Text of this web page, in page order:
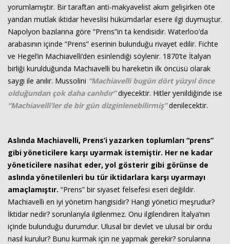
yorumlamıştır. Bir taraftan anti-makyavelist akım gelişirken öte
yandan mutlak iktidar heveslisi hükümdarlar esere ilgi duymuştur.
Napolyon bazılarına göre “Prens”in ta kendisidir. Waterloo’da
arabasının içinde “Prens” eserinin bulunduğu rivayet edilir. Fichte
ve Hegel’in Machiavelli’den esinlendiği söylenir. 1870’te İtalyan
birliği kurulduğunda Machiavelli bu hareketin ilk öncüsü olarak
saygı ile anılır. Mussolini “Machiavelli bugün dört yüzyıl önce
olduğundan çok daha canlıdır”diyecektir. Hitler yenildiğinde ise
“Machiavelli’ler de bir gün dizginlenebilirmiş” denilecektir.
Aslında Machiavelli, Prens’i yazarken toplumları “prens”
gibi yöneticilere karşı uyarmak istemiştir. Her ne kadar
yöneticilere nasihat eder, yol gösterir gibi görünse de
aslında yönetilenleri bu tür iktidarlara karşı uyarmayı
amaçlamıştır. “Prens” bir siyaset felsefesi eseri değildir.
Machiavelli en iyi yönetim hangisidir? Hangi yönetici meşrudur?
İktidar nedir? sorunlarıyla ilgilenmez. Onu ilgilendiren İtalya’nın
içinde bulunduğu durumdur. Ulusal bir devlet ve ulusal bir ordu
nasıl kurulur? Bunu kurmak için ne yapmak gerekir? sorularına